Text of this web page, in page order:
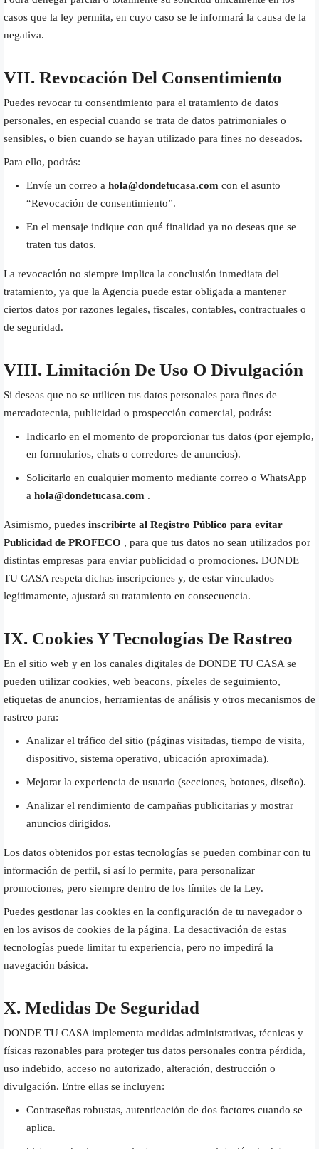
casos que la ley permita, en cuyo caso se le informará la causa de la
negativa.
VII. Revocación Del Consentimiento
Puedes revocar tu consentimiento para el tratamiento de datos
personales, en especial cuando se trata de datos patrimoniales o
sensibles, o bien cuando se hayan utilizado para fines no deseados.
Para ello, podrás:
Envíe un correo a hola@dondetucasa.com con el asunto
“Revocación de consentimiento”.
En el mensaje indique con qué finalidad ya no deseas que se
traten tus datos.
La revocación no siempre implica la conclusión inmediata del
tratamiento, ya que la Agencia puede estar obligada a mantener
ciertos datos por razones legales, fiscales, contables, contractuales o
de seguridad.
VIII. Limitación De Uso O Divulgación
Si deseas que no se utilicen tus datos personales para fines de
mercadotecnia, publicidad o prospección comercial, podrás:
Indicarlo en el momento de proporcionar tus datos (por ejemplo,
en formularios, chats o corredores de anuncios).
Solicitarlo en cualquier momento mediante correo o WhatsApp
a hola@dondetucasa.com .
Asimismo, puedes inscribirte al Registro Público para evitar
Publicidad de PROFECO , para que tus datos no sean utilizados por
distintas empresas para enviar publicidad o promociones. DONDE
TU CASA respeta dichas inscripciones y, de estar vinculados
legítimamente, ajustará su tratamiento en consecuencia.
IX. Cookies Y Tecnologías De Rastreo
En el sitio web y en los canales digitales de DONDE TU CASA se
pueden utilizar cookies, web beacons, píxeles de seguimiento,
etiquetas de anuncios, herramientas de análisis y otros mecanismos de
rastreo para:
Analizar el tráfico del sitio (páginas visitadas, tiempo de visita,
dispositivo, sistema operativo, ubicación aproximada).
Mejorar la experiencia de usuario (secciones, botones, diseño).
Analizar el rendimiento de campañas publicitarias y mostrar
anuncios dirigidos.
Los datos obtenidos por estas tecnologías se pueden combinar con tu
información de perfil, si así lo permite, para personalizar
promociones, pero siempre dentro de los límites de la Ley.
Puedes gestionar las cookies en la configuración de tu navegador o
en los avisos de cookies de la página. La desactivación de estas
tecnologías puede limitar tu experiencia, pero no impedirá la
navegación básica.
X. Medidas De Seguridad
DONDE TU CASA implementa medidas administrativas, técnicas y
físicas razonables para proteger tus datos personales contra pérdida,
uso indebido, acceso no autorizado, alteración, destrucción o
divulgación. Entre ellas se incluyen:
Contraseñas robustas, autenticación de dos factores cuando se
aplica.